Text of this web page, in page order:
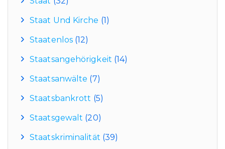
Staat Und Kirche (1)
Staatenlos (12)
Staatsangehörigkeit (14)
Staatsanwälte (7)
Staatsbankrott (5)
Staatsgewalt (20)
Staatskriminalität (39)